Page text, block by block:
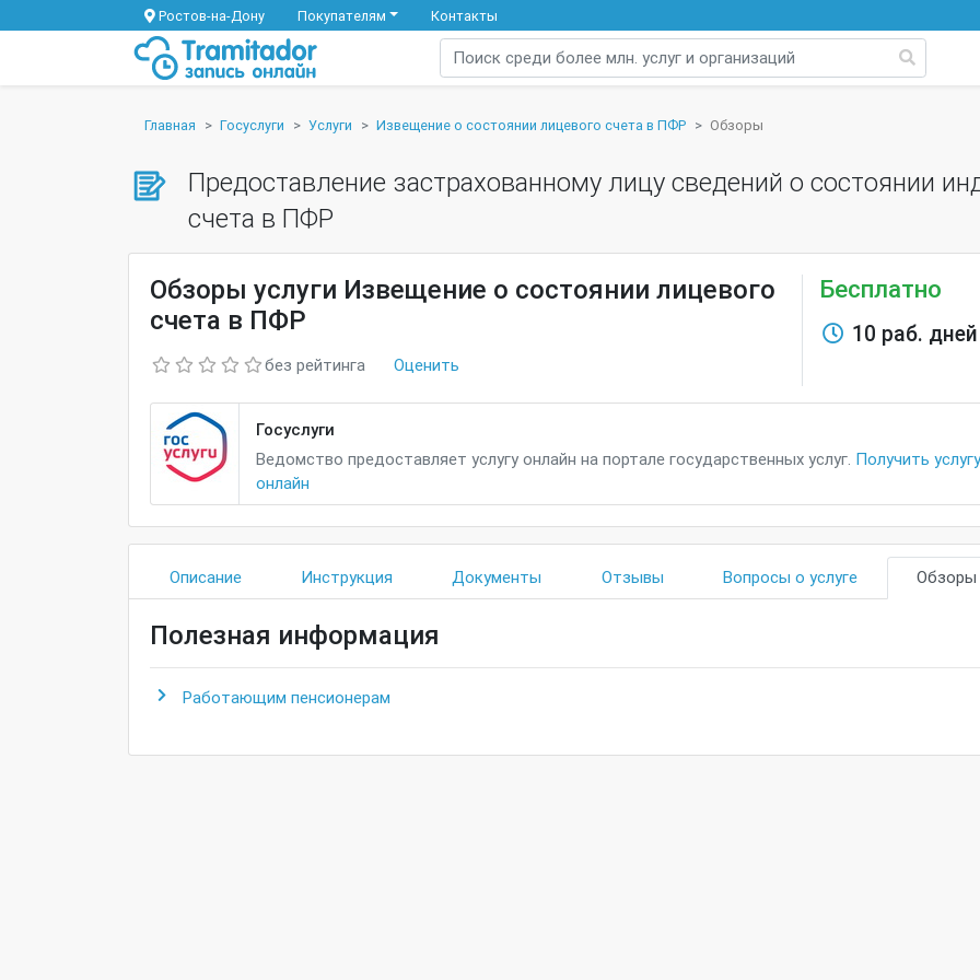
Ростов-на-Дону Покупателям Контакты
Главная Госуслуги Услуги Извещение о состоянии лицевого счета в ПФР Обзоры
Предоставление застрахованному лицу сведений о состоянии
счета в ПФР
Обзоры услуги Извещение о состоянии лицевого
счета в ПФР
без рейтинга Оценить
Бесплатно
10 раб. дней
Госуслуги
Ведомство предоставляет услугу онлайн на портале государственных услуг. Получить услугу
онлайн
Описание Инструкция Документы Отзывы Вопросы о услуге
Полезная информация
Работающим пенсионерам